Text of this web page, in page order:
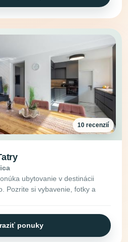
10 recenzií
ubytovanie v destinácii
Pozrite si vybavenie, fotky a
ponuky